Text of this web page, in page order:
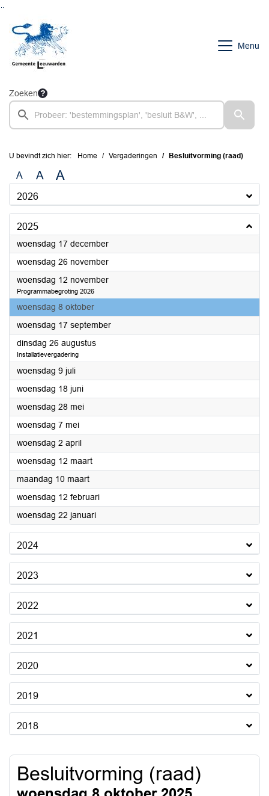
Menu
Zoeken
U bevindt zich hier: Home Vergaderingen Besluitvorming (raad)
A A A
2026
2025
woensdag 17 december2025
woensdag 26 november2025
woensdag 12 november2025
Programmabegroting 2026
woensdag 8 oktober2025
woensdag 17 september2025
dinsdag 26 augustus2025
Installatievergadering
woensdag 9 juli2025
woensdag 18 juni2025
woensdag 28 mei2025
woensdag 7 mei2025
woensdag 2 april2025
woensdag 12 maart2025
maandag 10 maart2025
woensdag 12 februari2025
woensdag 22 januari2025
2024
2023
2022
2021
2020
2019
2018
Besluitvorming (raad)